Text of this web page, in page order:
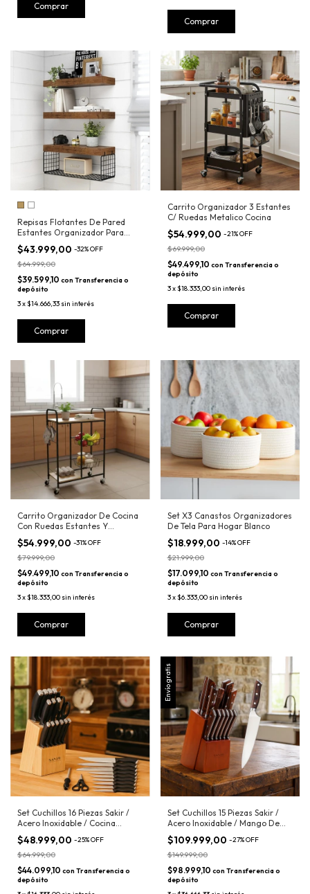
Comprar
Repisas Flotantes De Pared
Estantes Organizador Para
Baño
$43.999,00 -32%OFF
$64.999,00
$39.599,10 con Transferencia o
depósito
3x$14.666,33 sin interés
Comprar
Carrito Organizador 3 Estantes
C/ Ruedas Metalico Cocina
$54.999,00 -21%OFF
$69.999,00
$49.499,10 con Transferencia o
depósito
3x$18.333,00 sin interés
Carrito Organizador De Cocina
Con Ruedas Estantes Y
Canastos
$54.999,00 -31%OFF
$79.999,00
$49.499,10 con Transferencia o
depósito
3x$18.333,00 sin interés
Set X3 Canastos Organizadores
De Tela Para Hogar Blanco
$18.999,00 -14%OFF
$21.999,00
$17.099,10 con Transferencia o
depósito
3x$6.333,00 sin interés
Set Cuchillos 16 Piezas Sakir /
Acero Inoxidable / Cocina
Profesional / Base / Chef
Santoku Rebanador Paring /
Tijera Y Afilador / De Carne X 6
$48.999,00 -25%OFF
$64.999,00
$44.099,10 con Transferencia o
depósito
Envío gratis
Set Cuchillos 15 Piezas Sakir /
Acero Inoxidable / Mango De
Madera / Cocina Profesional /
Chef Santoku Rebanador Paring
/ Tijera Y Afilador / Calidad
$109.999,00 -27%OFF
$149.999,00
$98.999,10 con Transferencia o
depósito